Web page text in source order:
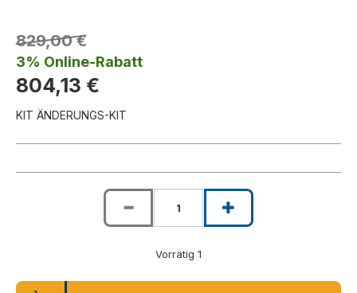
829,00 €
3% Online-Rabatt
804,13 €
KIT ÄNDERUNGS-KIT
Vorrätig 1